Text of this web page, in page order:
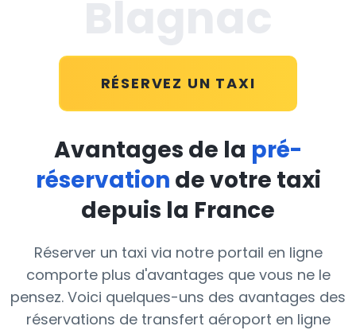
RÉSERVEZ UN TAXI
Avantages de la pré-
réservation de votre taxi
depuis la France
Réserver un taxi via notre portail en ligne
comporte plus d'avantages que vous ne le
pensez. Voici quelques-uns des avantages des
réservations de transfert aéroport en ligne